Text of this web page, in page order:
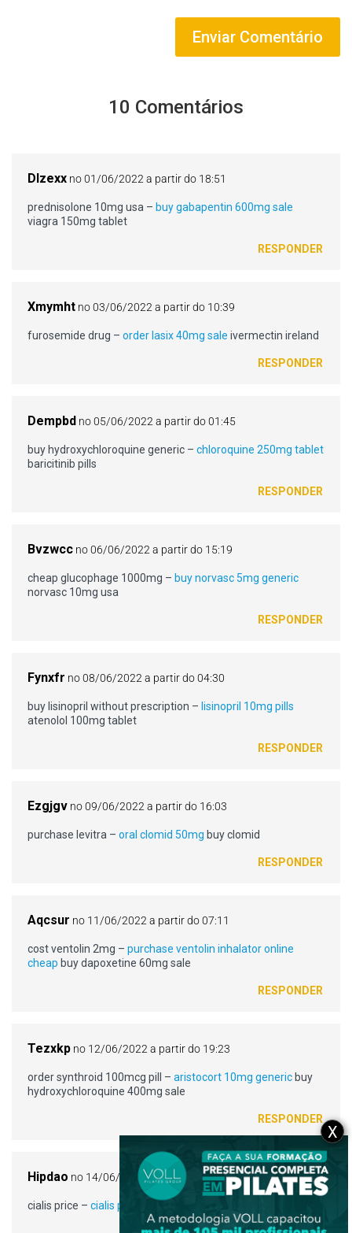
10 Comentários
Dlzexx no 01/06/2022 a partir do 18:51
prednisolone 10mg usa – buy gabapentin 600mg sale
viagra 150mg tablet
RESPONDER
Xmymht no 03/06/2022 a partir do 10:39
furosemide drug – order lasix 40mg sale ivermectin ireland
RESPONDER
Dempbd no 05/06/2022 a partir do 01:45
buy hydroxychloroquine generic – chloroquine 250mg tablet
baricitinib pills
RESPONDER
Bvzwcc no 06/06/2022 a partir do 15:19
cheap glucophage 1000mg – buy norvasc 5mg generic
norvasc 10mg usa
RESPONDER
Fynxfr no 08/06/2022 a partir do 04:30
buy lisinopril without prescription – lisinopril 10mg pills
atenolol 100mg tablet
RESPONDER
Ezgjgv no 09/06/2022 a partir do 16:03
purchase levitra – oral clomid 50mg buy clomid
RESPONDER
Aqcsur no 11/06/2022 a partir do 07:11
cost ventolin 2mg – purchase ventolin inhalator online
cheap buy dapoxetine 60mg sale
RESPONDER
Tezxkp no 12/06/2022 a partir do 19:23
order synthroid 100mcg pill – aristocort 10mg generic buy
hydroxychloroquine 400mg sale
RESPONDER
Hipdao no 14/06/2022 a partir do 06:38
cialis price – cialis pill
X